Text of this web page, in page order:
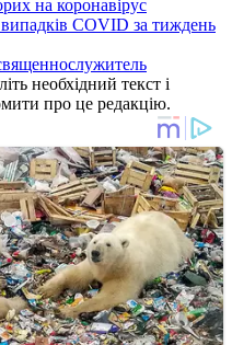
на коронавірус
випадків COVID за тиждень
необхідний текст і
про це редакцію.